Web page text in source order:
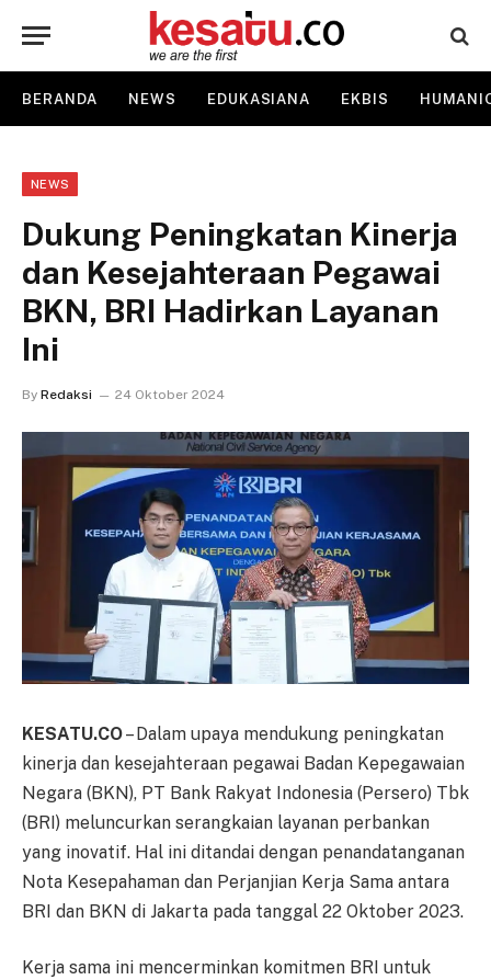
BERANDA NEWS EDUKASIANA EKBIS
NEWS
Dukung Peningkatan Kinerja
dan Kesejahteraan Pegawai
BKN, BRI Hadirkan Layanan
Ini
By Redaksi 24 Oktober 2024
KESATU.CO– Dalam upaya mendukung peningkatan
kinerja dan kesejahteraan pegawai Badan Kepegawaian
Negara (BKN), PT Bank Rakyat Indonesia (Persero) Tbk
(BRI) meluncurkan serangkaian layanan perbankan
yang inovatif. Hal ini ditandai dengan penandatanganan
Nota Kesepahaman dan Perjanjian Kerja Sama antara
BRI dan BKN di Jakarta pada tanggal 22 Oktober 2023.
Kerja sama ini mencerminkan komitmen BRI untuk